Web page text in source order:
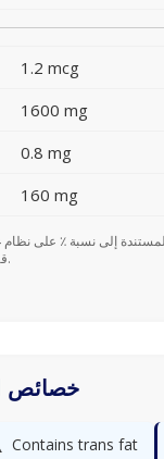
1.2 mcg
1600 mg
0.8 mg
160 mg
قيمك اليومية أعلى أو أقل حسب احتياجاتك السعرية.
خصائص
Contains trans fat